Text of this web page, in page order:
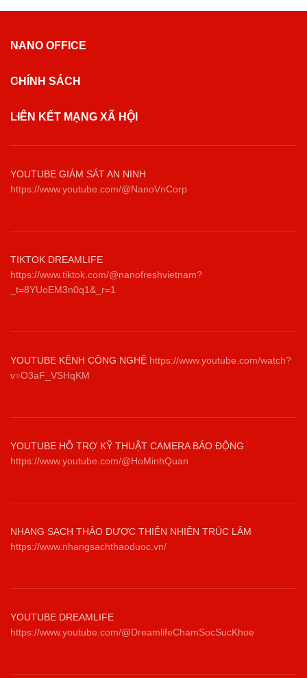
NANO OFFICE
CHÍNH SÁCH
LIÊN KẾT MẠNG XÃ HỘI
YOUTUBE GIÁM SÁT AN NINH
https://www.youtube.com/@NanoVnCorp
TIKTOK DREAMLIFE
https://www.tiktok.com/@nanofreshvietnam?
_t=8YUoEM3n0q1&_r=1
YOUTUBE KÊNH CÔNG NGHỆ https://www.youtube.com/watch?
v=O3aF_VSHqKM
YOUTUBE HỖ TRỢ KỸ THUẬT CAMERA BÁO ĐỘNG
https://www.youtube.com/@HoMinhQuan
NHANG SẠCH THẢO DƯỢC THIÊN NHIÊN TRÚC LÂM
https://www.nhangsachthaoduoc.vn/
YOUTUBE DREAMLIFE
https://www.youtube.com/@DreamlifeChamSocSucKhoe